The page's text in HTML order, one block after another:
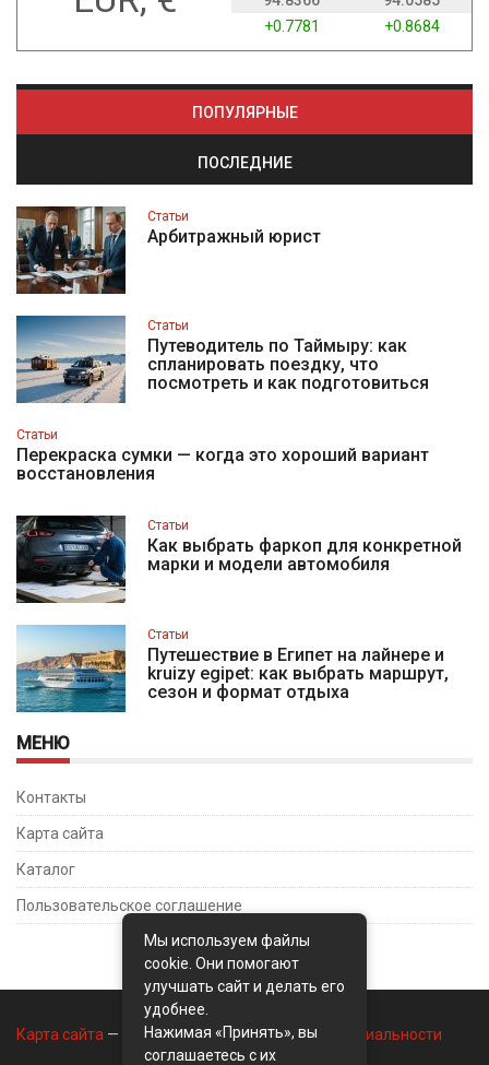
+0.7781
+0.8684
ПОПУЛЯРНЫЕ
ПОСЛЕДНИЕ
Статьи
Арбитражный юрист
Статьи
Путеводитель по Таймыру: как
спланировать поездку, что
посмотреть и как подготовиться
Статьи
Перекраска сумки — когда это хороший вариант
восстановления
Статьи
Как выбрать фаркоп для конкретной
марки и модели автомобиля
Статьи
Путешествие в Египет на лайнере и
kruizy egipet: как выбрать маршрут,
сезон и формат отдыха
МЕНЮ
Контакты
Карта сайта
Каталог
Пользовательское соглашение
Карта сайта — Контакты— Политика конфиденциальности
Мы используем файлы
cookie. Они помогают
улучшать сайт и делать его
удобнее.
Нажимая «Принять», вы
соглашаетесь с их